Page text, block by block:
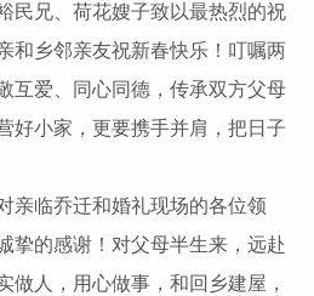
民兄、荷花嫂子致以最热烈的祝
和乡邻亲友祝新春快乐！叮嘱两
互爱、同心同德，传承双方父母
好小家，更要携手并肩，把日子
临乔迁和婚礼现场的各位领
挚的感谢！对父母半生来，远赴
做人，用心做事，和回乡建屋，